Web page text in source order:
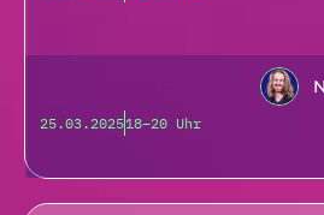
25.03.202518–20 Uhr